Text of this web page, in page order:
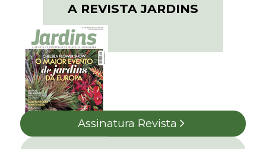
A REVISTA JARDINS
Assinatura Revista